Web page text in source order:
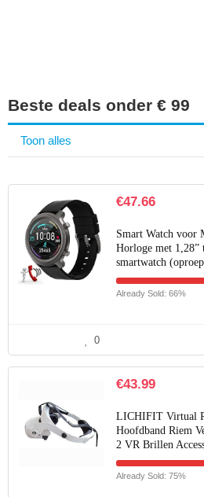
Beste deals onder € 99
Toon alles
€47.66
Smart Watch voor
Horloge met 1,28”
smartwatch
Already Sold: 66%
0
€43.99
LICHIFIT Virtual
Hoofdband Riem
2 VR Brillen
Already Sold: 75%